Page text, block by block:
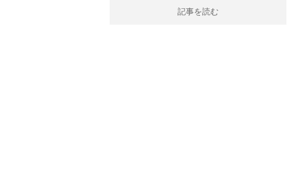
記事を読む